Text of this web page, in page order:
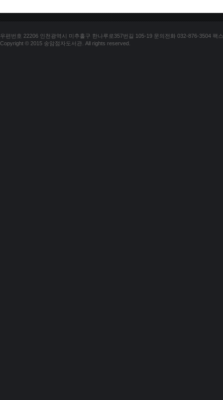
우편번호 22206 인천광역시 미추홀구 한나루로357번길 105-19 문의전화 032-876-3504 팩
Copyright © 2015 송암점자도서관. All rights reserved.